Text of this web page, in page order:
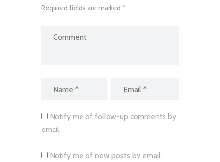
Required fields are marked *
Notify me of follow-up comments by
email.
Notify me of new posts by email.